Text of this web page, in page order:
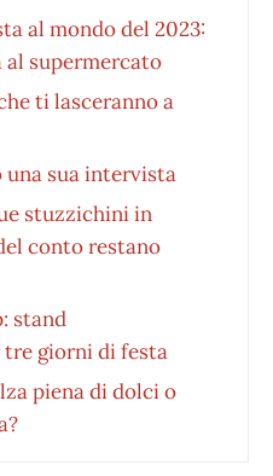
al mondo del 2023:
al supermercato
ti lasceranno a
una sua intervista
stuzzichini in
conto restano
stand
giorni di festa
piena di dolci o